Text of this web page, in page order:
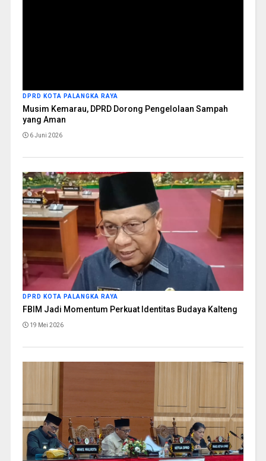
DPRD KOTA PALANGKA RAYA
Musim Kemarau, DPRD Dorong Pengelolaan Sampah
yang Aman
6 Juni 2026
DPRD KOTA PALANGKA RAYA
FBIM Jadi Momentum Perkuat Identitas Budaya Kalteng
19 Mei 2026